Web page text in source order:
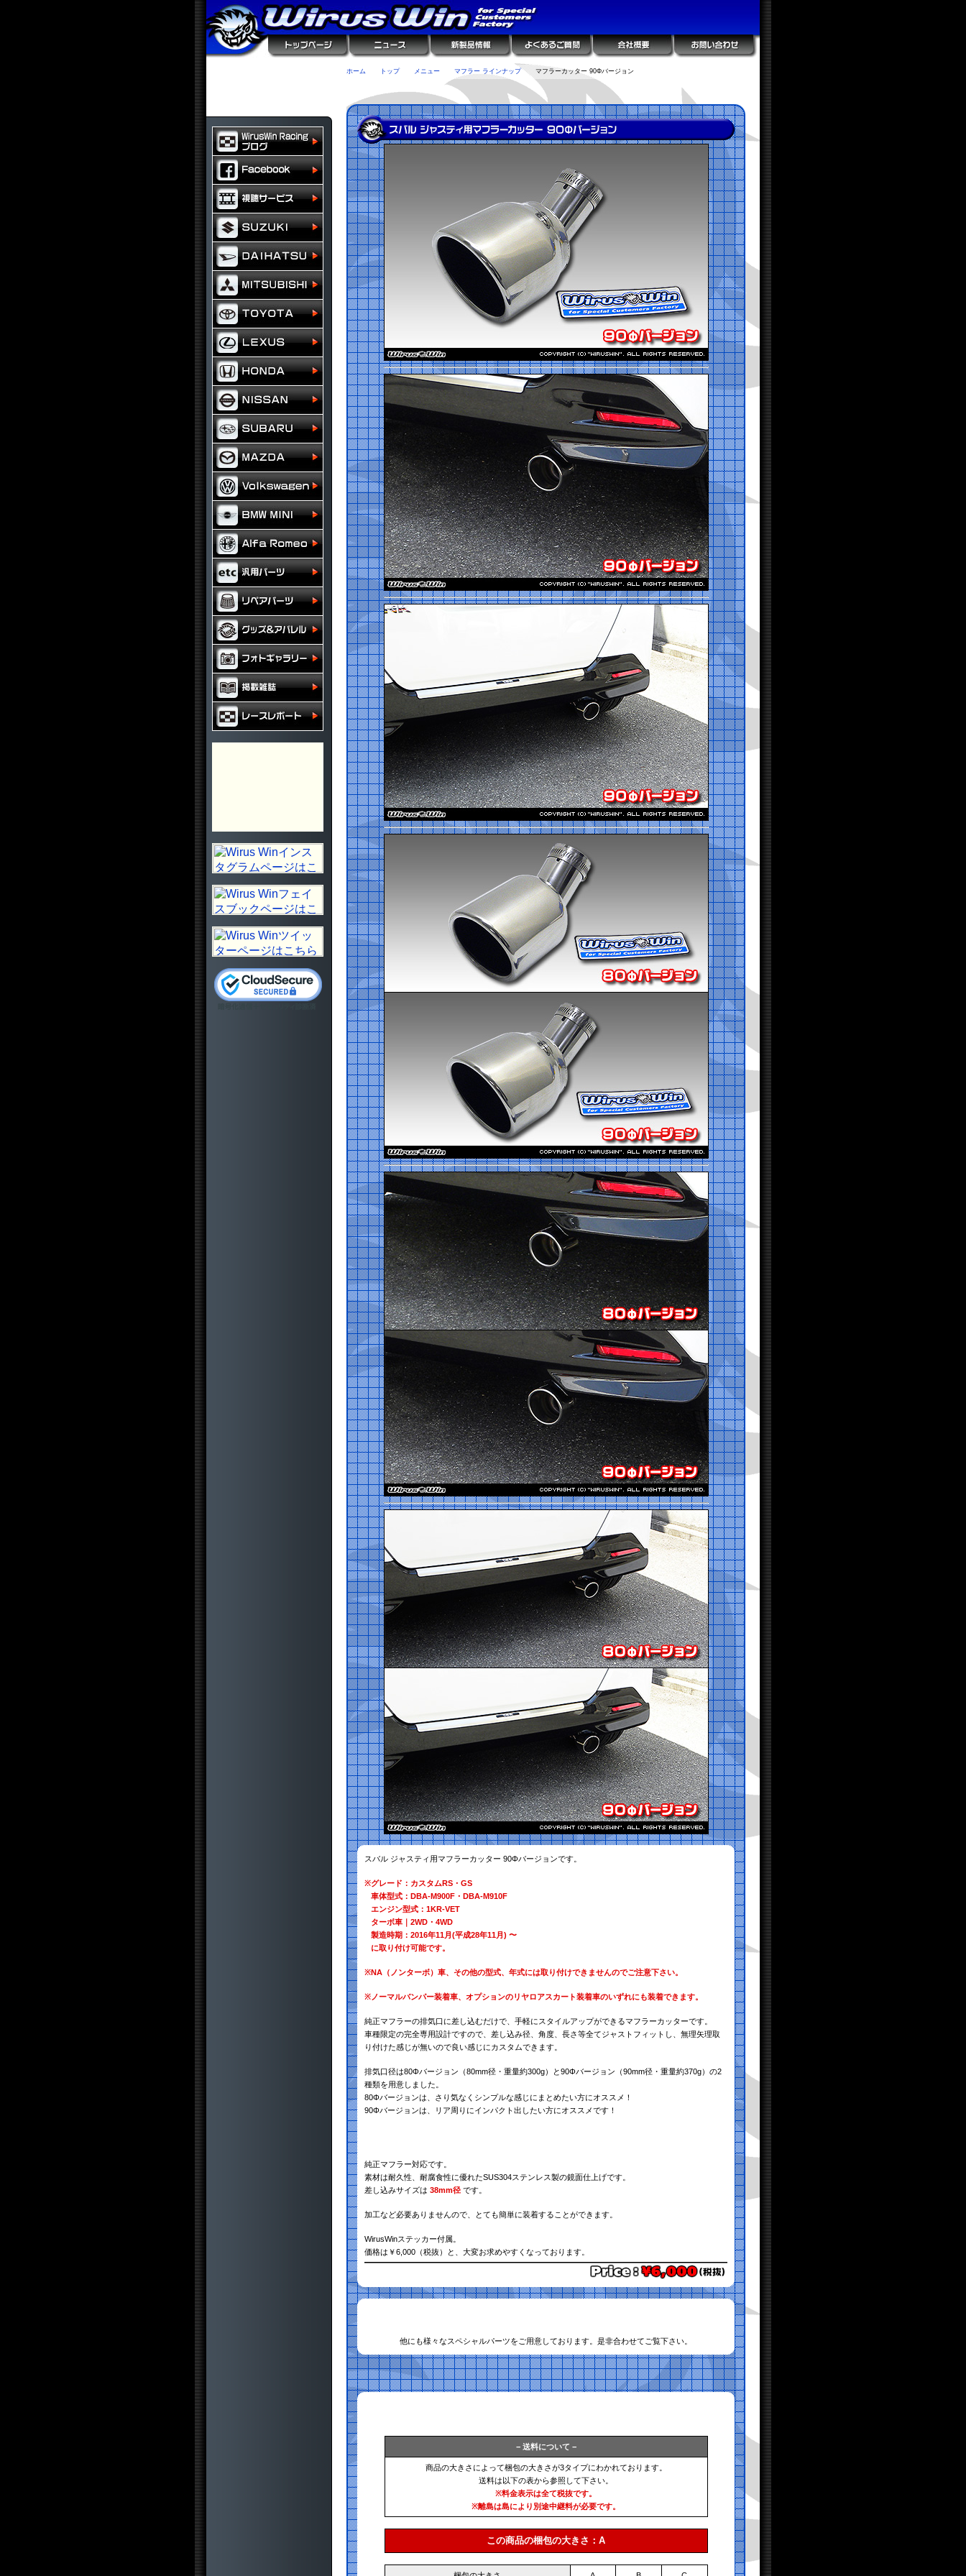
ホーム トップ メニュー マフラー ラインナップ マフラーカッター 90Φバージョン
スバル ジャスティ用マフラーカッター 90Φバージョンです。
※グレード：カスタムRS・GS
車体型式：DBA-M900F・DBA-M910F
エンジン型式：1KR-VET
ターボ車｜2WD・4WD
製造時期：2016年11月(平成28年11月) 〜
に取り付け可能です。
※NA（ノンターボ）車、その他の型式、年式には取り付けできませんのでご注意下さい。
※ ノーマルバンパー装着車、オプションのリヤロアスカート装着車のいずれにも装着できます。
純正マフラーの排気口に差し込むだけで、手軽にスタイルアップができるマフラーカッターです。
車種限定の完全専用設計ですので、差し込み径、角度、長さ等全てジャストフィットし、無理矢理取
り付けた感じが無いので良い感じにカスタムできます。
排気口径は80Φバージョン（80mm径・重量約300g）と90Φバージョン（90mm径・重量約370g）の2
種類を用意しました。
80Φバージョンは、さり気なくシンプルな感じにまとめたい方にオススメ！
90Φバージョンは、リア周りにインパクト出したい方にオススメです！
純正マフラー対応です。
素材は耐久性、耐腐食性に優れたSUS304ステンレス製の鏡面仕上げです。
差し込みサイズは 38mm径 です。
加工など必要ありませんので、とても簡単に装着することができます。
WirusWinステッカー付属。
価格は￥6,000（税抜）と、大変お求めやすくなっております。
他にも様々なスペシャルパーツをご用意しております。是非合わせてご覧下さい。
− 送料について −
商品の大きさによって梱包の大きさが3タイプにわかれております。
送料は以下の表から参照して下さい。
※料金表示は全て税抜です。
※離島は島により別途中継料が必要です。
この商品の梱包の大きさ：A